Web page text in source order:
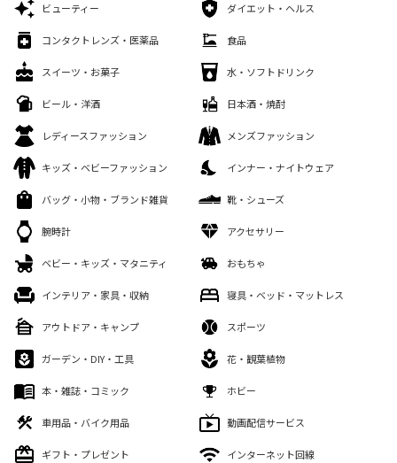
ビューティー ダイエット・ヘルス
コンタクトレンズ・医薬品 食品
スイーツ・お菓子 水・ソフトドリンク
ビール・洋酒 日本酒・焼酎
レディースファッション メンズファッション
キッズ・ベビーファッション インナー・ナイトウェア
バッグ・小物・ブランド雑貨 靴・シューズ
腕時計 アクセサリー
ベビー・キッズ・マタニティ おもちゃ
インテリア・家具・収納 寝具・ベッド・マットレス
アウトドア・キャンプ スポーツ
ガーデン・DIY・工具 花・観葉植物
本・雑誌・コミック ホビー
車用品・バイク用品 動画配信サービス
ギフト・プレゼント インターネット回線